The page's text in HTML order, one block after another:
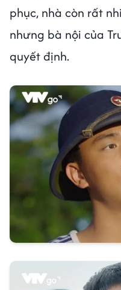
phục, nhà còn rất
nhưng bà nội của
quyết định.